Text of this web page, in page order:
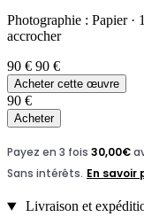
Photographie : Papier ·
accrocher
90 € 90 €
Acheter cette œuvre
90 €
Acheter
Livraison et